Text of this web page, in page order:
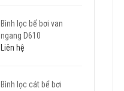
Bình lọc bể bơi van
ngang D610
Liên hệ
Bình lọc cát bể bơi